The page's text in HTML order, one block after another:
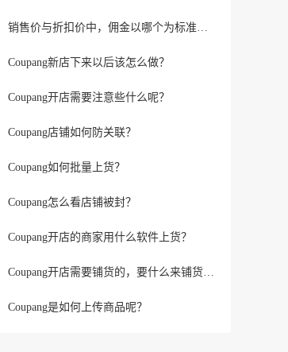
Coupang新店下来以后该怎么做？
Coupang开店需要注意些什么呢？
Coupang店铺如何防关联？
Coupang如何批量上货？
Coupang怎么看店铺被封？
Coupang开店的商家用什么软件上货？
Coupang是如何上传商品呢？